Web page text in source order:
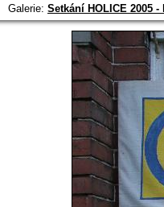
Galerie: Setkání HOLICE 2005 - II